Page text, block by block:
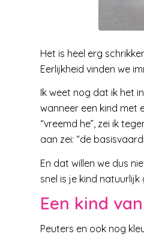
Het is heel erg
Eerlijkheid vinden we
Ik weet nog dat ik het
wanneer een kind met
“vreemd he”, zei ik
aan zei: “de
En dat willen we dus
snel is je kind
Een kind
Peuters en ook nog